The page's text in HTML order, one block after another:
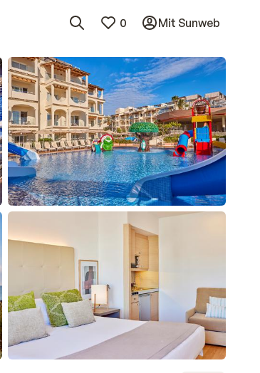
0 Mit Sunweb